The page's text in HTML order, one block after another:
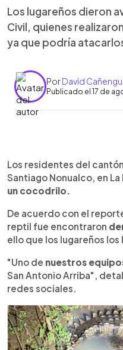
Los lugareños dieron
Civil, quienes
ya que podría
PorDavid
Publicado el 17 de
► Escuchar artículo
Los residentes del
Santiago Nonualco, en
un cocodrilo.
De acuerdo con el
reptil fue encontraron
ello que los lugareños los
"Uno de nuestros
San Antonio Arriba",
redes sociales.